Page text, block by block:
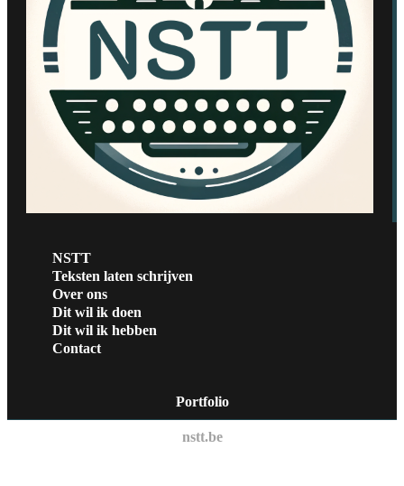
NSTT
Teksten laten schrijven
Over ons
Dit wil ik doen
Dit wil ik hebben
Contact
Portfolio
nstt.be